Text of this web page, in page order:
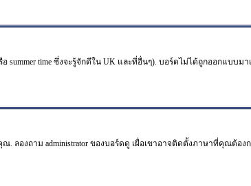
summer time ซึ่งจะรู้จักดีใน UK และที่อื่นๆ). บอร์ดไม่ได้ถูกออกแบ
. ลองถาม administrator ของบอร์ดดู เผื่อเขาอาจติดตั้งภาษาที่คุณ